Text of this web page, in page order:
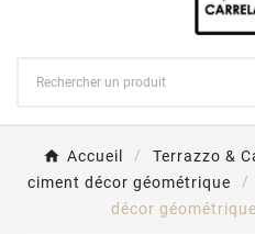
Accueil Terrazzo &
ciment décor géométrique
décor